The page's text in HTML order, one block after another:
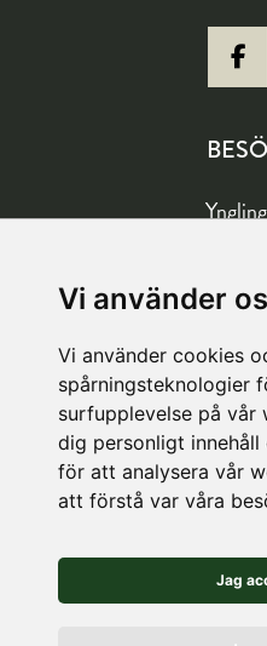
Vi använder
Vi använder cookies
spårningsteknologier
surfupplevelse på
dig personligt innehåll
för att analysera vår
att förstå var våra
Jag
582 78